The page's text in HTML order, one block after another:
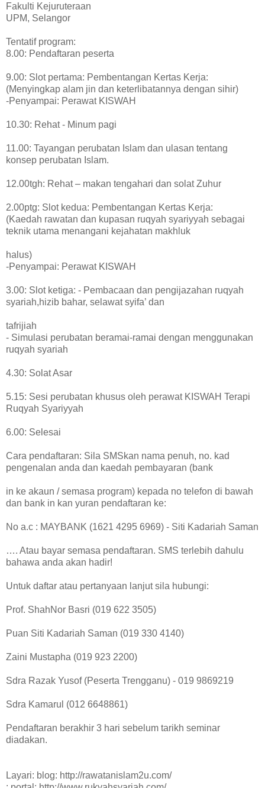
Fakulti Kejuruteraan
UPM, Selangor
Tentatif program:
8.00: Pendaftaran peserta
9.00: Slot pertama: Pembentangan Kertas Kerja:
(Menyingkap alam jin dan keterlibatannya dengan sihir)
-Penyampai: Perawat KISWAH
10.30: Rehat - Minum pagi
11.00: Tayangan perubatan Islam dan ulasan tentang
konsep perubatan Islam.
12.00tgh: Rehat – makan tengahari dan solat Zuhur
2.00ptg: Slot kedua: Pembentangan Kertas Kerja:
(Kaedah rawatan dan kupasan ruqyah syariyyah sebagai
teknik utama menangani kejahatan makhluk
halus)
-Penyampai: Perawat KISWAH
3.00: Slot ketiga: - Pembacaan dan pengijazahan ruqyah
syariah,hizib bahar, selawat syifa’ dan
tafrijiah
- Simulasi perubatan beramai-ramai dengan menggunakan
ruqyah syariah
4.30: Solat Asar
5.15: Sesi perubatan khusus oleh perawat KISWAH Terapi
Ruqyah Syariyyah
6.00: Selesai
Cara pendaftaran: Sila SMSkan nama penuh, no. kad
pengenalan anda dan kaedah pembayaran (bank
in ke akaun / semasa program) kepada no telefon di bawah
dan bank in kan yuran pendaftaran ke:
No a.c : MAYBANK (1621 4295 6969) - Siti Kadariah Saman
…. Atau bayar semasa pendaftaran. SMS terlebih dahulu
bahawa anda akan hadir!
Untuk daftar atau pertanyaan lanjut sila hubungi:
Prof. ShahNor Basri (019 622 3505)
Puan Siti Kadariah Saman (019 330 4140)
Zaini Mustapha (019 923 2200)
Sdra Razak Yusof (Peserta Trengganu) - 019 9869219
Sdra Kamarul (012 6648861)
Pendaftaran berakhir 3 hari sebelum tarikh seminar
diadakan.
Layari: blog: http://rawatanislam2u.com/